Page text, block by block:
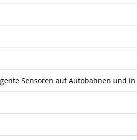
Sensoren auf Autobahnen und